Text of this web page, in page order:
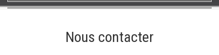
Nous contacter